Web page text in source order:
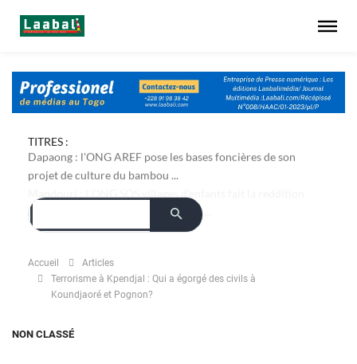
TITRES :
Dapaong : l'ONG AREF pose les bases foncières de son
projet de culture du bambou ...
Accueil
Articles
Terrorisme à Kpendjal : Qui a égorgé des civils à
Koundjaoré et Pognon?
NON CLASSÉ